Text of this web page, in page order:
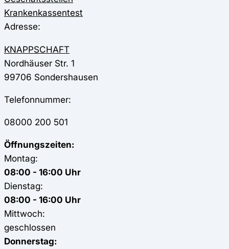
Krankenkassentest
Adresse:
KNAPPSCHAFT
Nordhäuser Str. 1
99706 Sondershausen
Telefonnummer:
08000 200 501
Öffnungszeiten:
Montag:
08:00 - 16:00 Uhr
Dienstag:
08:00 - 16:00 Uhr
Mittwoch:
geschlossen
Donnerstag: